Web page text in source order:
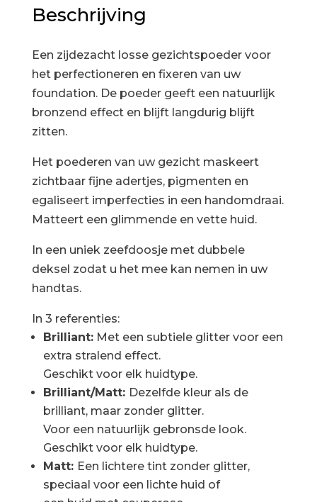
Beschrijving
Een zijdezacht losse gezichtspoeder voor
het perfectioneren en fixeren van uw
foundation. De poeder geeft een natuurlijk
bronzend effect en blijft langdurig blijft
zitten.
Het poederen van uw gezicht maskeert
zichtbaar fijne adertjes, pigmenten en
egaliseert imperfecties in een handomdraai.
Matteert een glimmende en vette huid.
In een uniek zeefdoosje met dubbele
deksel zodat u het mee kan nemen in uw
handtas.
In 3 referenties:
Brilliant:Met een subtiele glitter voor een
extra stralend effect.
Geschikt voor elk huidtype.
Brilliant/Matt: Dezelfde kleur als de
brilliant, maar zonder glitter.
Voor een natuurlijk gebronsde look.
Geschikt voor elk huidtype.
Matt: Een lichtere tint zonder glitter,
speciaal voor een lichte huid of